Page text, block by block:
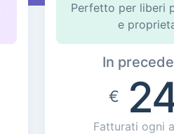
Perfetto per liberi
e
In
€
Fatturati ogni